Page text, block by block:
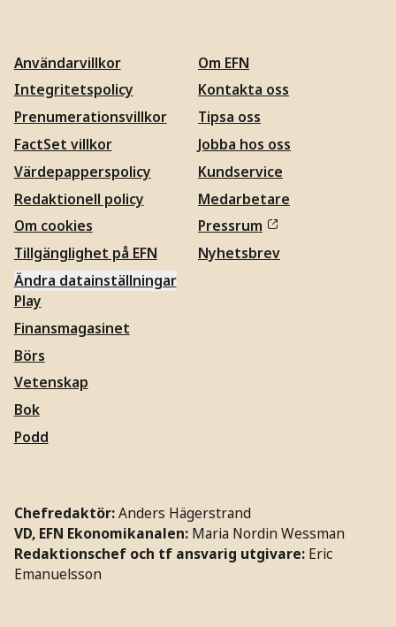
Användarvillkor
Integritetspolicy
Prenumerationsvillkor
FactSet villkor
Värdepapperspolicy
Redaktionell policy
Om cookies
Tillgänglighet på EFN
Ändra datainställningar
Om EFN
Kontakta oss
Tipsa oss
Jobba hos oss
Kundservice
Medarbetare
Pressrum
Nyhetsbrev
Play
Finansmagasinet
Börs
Vetenskap
Bok
Podd
Chefredaktör:Anders Hägerstrand
VD, EFN Ekonomikanalen: Maria Nordin Wessman
Redaktionschef och tf ansvarig utgivare: Eric
Emanuelsson